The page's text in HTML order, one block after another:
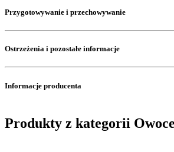
Przygotowywanie i przechowywanie
Ostrzeżenia i pozostałe informacje
Informacje producenta
Produkty z kategorii